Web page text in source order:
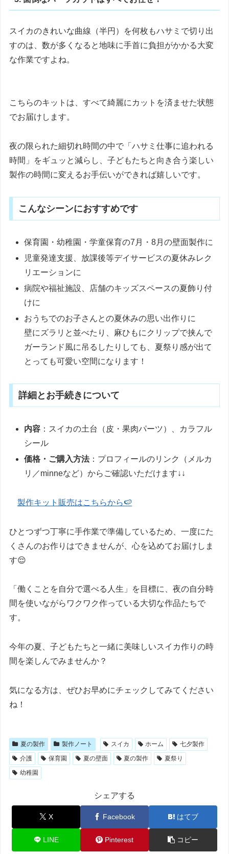
スイカのきれいな曲線（半円）を何枚もハサミで切り出
すのは、数が多くなると地味に手首に負担がかかる大変
な作業ですよね。
こちらのキットは、すべて綺麗にカットを済ませた状態
でお届けします。
夜の限られた細切れ時間の中で「ハサミ仕事に追われる
時間」をギュッと減らし、子どもたちと向き合う楽しい
製作の時間に変えるお手伝いができれば嬉しいです。
こんなシーンにおすすめです
保育園・幼稚園・学童保育の7月・8月の壁面製作に
児童発達支援、放課後等デイサービスの夏休みレク
リエーションに
病院や福祉施設、店舗のキッズスペースの夏飾り付
けに
おうちでのお子さんとの夏休みの思い出作りに
壁にズラリと並べたり、麻ひもにクリップで挟んで
ガーランド風に吊るしたりしても、夏祭り感が出て
とっても可愛い空間になります！
詳細とお手続きについて
内容 ：スイカの土台（皮・果肉パーツ）、カラフル
シール
価格・ご購入方法：プロフィールのリンク（メルカ
リ／minneなど）からご確認いただけます↓↓
製作キット販売はこちらから🍉
ひとつずつ丁寧に手作業で準備しているため、一度にた
くさんのお作りはできませんが、心を込めてお届けしま
す😌
「働くことを自分で選べる人生」を目標に、夜の自分時
間を使いながらワクワク作っている大切な作品たちで
す。
今年の夏、子どもたちと一緒に美味しいスイカ作りの時
間を楽しんでみませんか？
気になる方は、ぜひお早めにチェックしてみてください
ね！
夏の製作 製作ノート スイカ ホーム
七夕製作
介護
保育園 夏の壁面 夏の製作
夏祭り
幼稚園
シェアする
X Facebook はてブ
LINE Pinterest コピー